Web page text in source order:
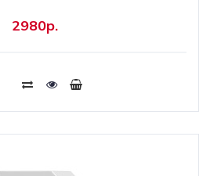
2980р.
Купить